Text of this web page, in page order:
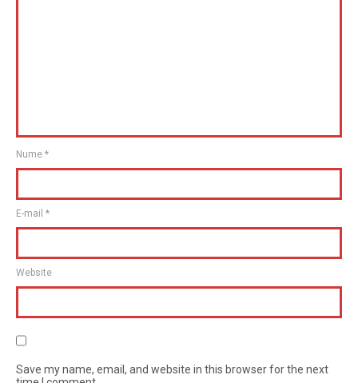
Nume *
E-mail *
Website
Save my name, email, and website in this browser for the next